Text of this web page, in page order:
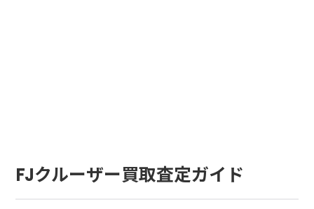
FJクルーザー買取査定ガイド